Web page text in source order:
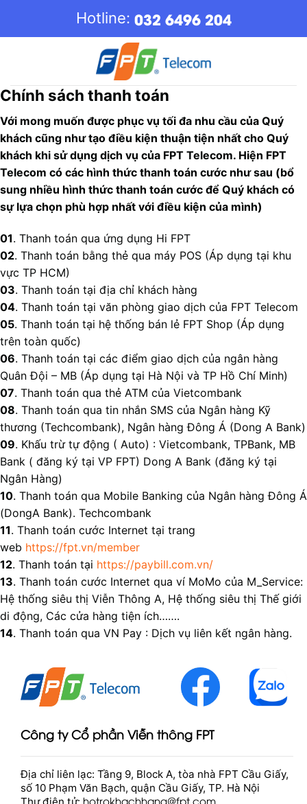
Hotline: 032 6496 204
Chính sách thanh toán
Với mong muốn được phục vụ tối đa nhu cầu của Quý
khách cũng như tạo điều kiện thuận tiện nhất cho Quý
khách khi sử dụng dịch vụ của FPT Telecom. Hiện FPT
Telecom có các hình thức thanh toán cước như sau (bổ
sung nhiều hình thức thanh toán cước để Quý khách có
sự lựa chọn phù hợp nhất với điều kiện của mình)
01. Thanh toán qua ứng dụng Hi FPT
02. Thanh toán bằng thẻ qua máy POS (Áp dụng tại khu
vực TP HCM)
03. Thanh toán tại địa chỉ khách hàng
04. Thanh toán tại văn phòng giao dịch của FPT Telecom
05. Thanh toán tại hệ thống bán lẻ FPT Shop (Áp dụng
trên toàn quốc)
06. Thanh toán tại các điểm giao dịch của ngân hàng
Quân Đội – MB (Áp dụng tại Hà Nội và TP Hồ Chí Minh)
07. Thanh toán qua thẻ ATM của Vietcombank
08. Thanh toán qua tin nhắn SMS của Ngân hàng Kỹ
thương (Techcombank), Ngân hàng Đông Á (Dong A Bank)
09. Khấu trừ tự động ( Auto) : Vietcombank, TPBank, MB
Bank ( đăng ký tại VP FPT) Dong A Bank (đăng ký tại
Ngân Hàng)
10. Thanh toán qua Mobile Banking của Ngân hàng Ðông Á
(DongA Bank). Techcombank
11. Thanh toán cước Internet tại trang
web https://fpt.vn/member
12. Thanh toán tại https://paybill.com.vn/
13. Thanh toán cước Internet qua ví MoMo của M_Service:
Hệ thống siêu thị Viễn Thông A, Hệ thống siêu thị Thế giới
di động, Các cửa hàng tiện ích…….
14. Thanh toán qua VN Pay : Dịch vụ liên kết ngân hàng.
Công ty Cổ phần Viễn thông FPT
Địa chỉ liên lạc: Tầng 9, Block A, tòa nhà FPT Cầu Giấy,
số 10 Phạm Văn Bạch, quận Cầu Giấy, TP. Hà Nội
hotrokhachhang@fpt.com